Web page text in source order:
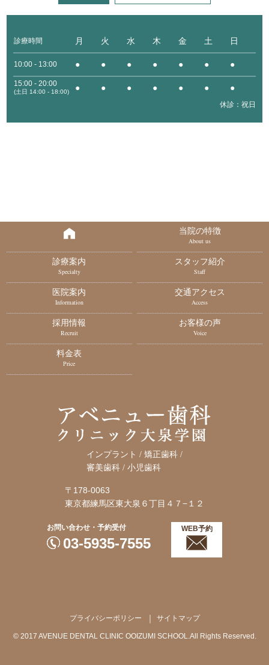
診療時間 月 火 水 木 金 土 日
10:00 - 13:00 ● ● ● ● ● ● ●
15:00 - 20:00
(土日 14:00 - 18:00) ● ● ● ● ● ● ●
休診：祝日
当院の特徴
About us
診療案内
Specialty
スタッフ紹介
Staff
医院案内
Information
交通アクセス
Access
採用情報
Recruit
お客様の声
Voice
料金表
Price
インプラント / 矯正歯科 /
審美歯科 / 小児歯科
〒178-0063
東京都練馬区東大泉６丁目４７−１２
お問い合わせ・予約受付
03-5935-7555
WEB予約
プライバシーポリシー サイトマップ
© 2017 AVENUE DENTAL CLINIC OOIZUMI SCHOOL.All Rights Reserved.